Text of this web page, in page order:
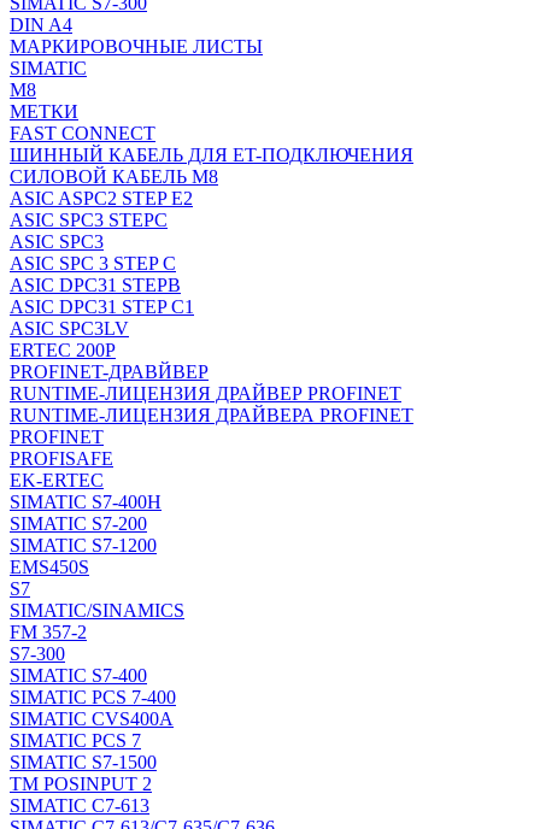
DIN A4
МАРКИРОВОЧНЫЕ ЛИСТЫ
SIMATIC
M8
МЕТКИ
FAST CONNECT
ШИННЫЙ КАБЕЛЬ ДЛЯ ET-ПОДКЛЮЧЕНИЯ
СИЛОВОЙ КАБЕЛЬ M8
ASIC ASPC2 STEP E2
ASIC SPC3 STEPC
ASIC SPC3
ASIC SPC 3 STEP C
ASIC DPC31 STEPB
ASIC DPC31 STEP C1
ASIC SPC3LV
ERTEC 200P
PROFINET-ДРАВЙВЕР
RUNTIME-ЛИЦЕНЗИЯ ДРАЙВЕР PROFINET
RUNTIME-ЛИЦЕНЗИЯ ДРАЙВЕРА PROFINET
PROFINET
PROFISAFE
EK-ERTEC
SIMATIC S7-400H
SIMATIC S7-200
SIMATIC S7-1200
EMS450S
S7
SIMATIC/SINAMICS
FM 357-2
S7-300
SIMATIC S7-400
SIMATIC PCS 7-400
SIMATIC CVS400A
SIMATIC PCS 7
SIMATIC S7-1500
TM POSINPUT 2
SIMATIC C7-613